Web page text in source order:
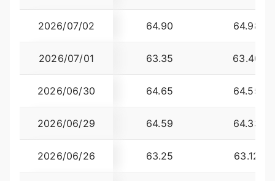
2026/07/02 64.90 64.9800
2026/07/01 63.35 63.4000
2026/06/30 64.65 64.5500
2026/06/29 64.59 64.3300
2026/06/26 63.25 63.1200